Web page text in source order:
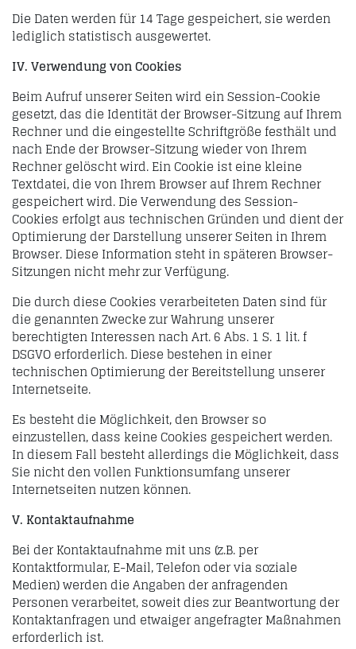
Die Daten werden für 14 Tage gespeichert, sie werden
lediglich statistisch ausgewertet.
IV. Verwendung von Cookies
Beim Aufruf unserer Seiten wird ein Session-Cookie
gesetzt, das die Identität der Browser-Sitzung auf Ihrem
Rechner und die eingestellte Schriftgröße festhält und
nach Ende der Browser-Sitzung wieder von Ihrem
Rechner gelöscht wird. Ein Cookie ist eine kleine
Textdatei, die von Ihrem Browser auf Ihrem Rechner
gespeichert wird. Die Verwendung des Session-
Cookies erfolgt aus technischen Gründen und dient der
Optimierung der Darstellung unserer Seiten in Ihrem
Browser. Diese Information steht in späteren Browser-
Sitzungen nicht mehr zur Verfügung.
Die durch diese Cookies verarbeiteten Daten sind für
die genannten Zwecke zur Wahrung unserer
berechtigten Interessen nach Art. 6 Abs. 1 S. 1 lit. f
DSGVO erforderlich. Diese bestehen in einer
technischen Optimierung der Bereitstellung unserer
Internetseite.
Es besteht die Möglichkeit, den Browser so
einzustellen, dass keine Cookies gespeichert werden.
In diesem Fall besteht allerdings die Möglichkeit, dass
Sie nicht den vollen Funktionsumfang unserer
Internetseiten nutzen können.
V. Kontaktaufnahme
Bei der Kontaktaufnahme mit uns (z.B. per
Kontaktformular, E-Mail, Telefon oder via soziale
Medien) werden die Angaben der anfragenden
Personen verarbeitet, soweit dies zur Beantwortung der
Kontaktanfragen und etwaiger angefragter Maßnahmen
erforderlich ist.